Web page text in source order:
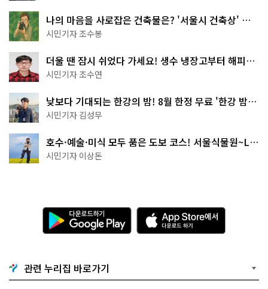
나의 마음을 사로잡은 건축물은? '서울시 건축상' 수
상작 공개!
시민기자 조수봉
더울 땐 잠시 쉬었다 가세요! 생수 냉장고부터 해피소
·무더위쉼터까지
시민기자 조수연
낮보다 기대되는 한강의 밤! 8월 한정 무료 '한강 밤
핑' 예약은?
시민기자 김성무
호수·예술·미식 모두 품은 도보 코스! 서울식물원~LG
아트센터~마곡테라스거리
시민기자 이상돈
다
운
로
기
G
o
A
p
p
e
관련 누리집 바로가기